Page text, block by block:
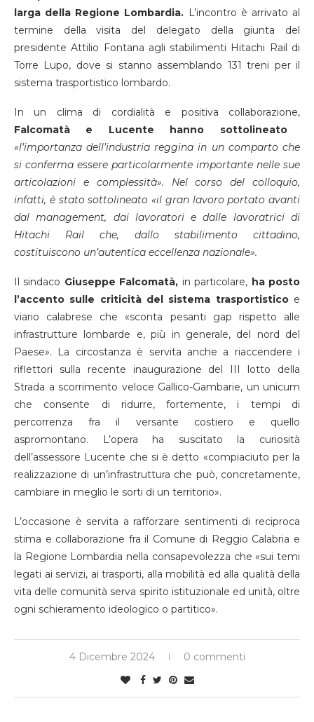
larga della Regione Lombardia. L’incontro è arrivato al
termine della visita del delegato della giunta del
presidente Attilio Fontana agli stabilimenti Hitachi Rail di
Torre Lupo, dove si stanno assemblando 131 treni per il
sistema trasportistico lombardo.
In un clima di cordialità e positiva collaborazione,
Falcomatà e Lucente hanno sottolineato
«l’importanza dell’industria reggina in un comparto che
si conferma essere particolarmente importante nelle sue
articolazioni e complessità». Nel corso del colloquio,
infatti, è stato sottolineato «il gran lavoro portato avanti
dal management, dai lavoratori e dalle lavoratrici di
Hitachi Rail che, dallo stabilimento cittadino,
costituiscono un’autentica eccellenza nazionale».
Il sindaco Giuseppe Falcomatà, in particolare, ha posto
l’accento sulle criticità del sistema trasportisticoe
viario calabrese che «sconta pesanti gap rispetto alle
infrastrutture lombarde e, più in generale, del nord del
Paese». La circostanza è servita anche a riaccendere i
riflettori sulla recente inaugurazione del III lotto della
Strada a scorrimento veloce Gallico-Gambarie, un unicum
che consente di ridurre, fortemente, i tempi di
percorrenza fra il versante costiero e quello
aspromontano. L’opera ha suscitato la curiosità
dell’assessore Lucente che si è detto «compiaciuto per la
realizzazione di un’infrastruttura che può, concretamente,
cambiare in meglio le sorti di un territorio».
L’occasione è servita a rafforzare sentimenti di reciproca
stima e collaborazione fra il Comune di Reggio Calabria e
la Regione Lombardia nella consapevolezza che «sui temi
legati ai servizi, ai trasporti, alla mobilità ed alla qualità della
vita delle comunità serva spirito istituzionale ed unità, oltre
ogni schieramento ideologico o partitico».
4 Dicembre 2024 0 commenti